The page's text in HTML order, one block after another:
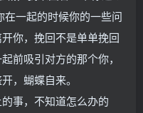
一起的时候你的一些问
你，挽回不是单单挽回
前吸引对方的那个你，
，蝴蝶自来。
事，不知道怎么办的